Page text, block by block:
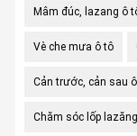
Mâm đúc, lazang ô
Vè che mưa ô tô
Cản trước, cản sau
Chăm sóc lốp lazăng